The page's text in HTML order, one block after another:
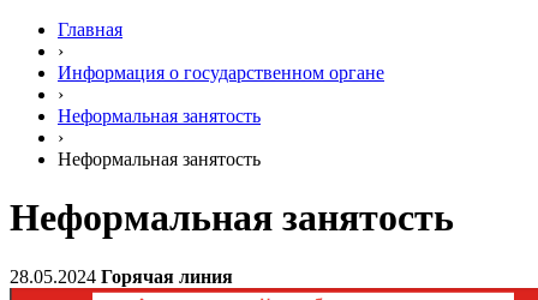
Главная
›
Информация о государственном органе
›
Неформальная занятость
›
Неформальная занятость
Неформальная занятость
28.05.2024 Горячая линия